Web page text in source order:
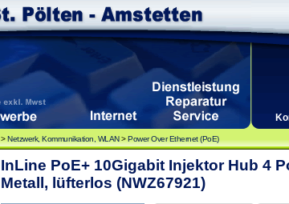
>Netzwerk, Kommunikation, WLAN>Power Over Ethernet (PoE)
InLine PoE+ 10Gigabit Injektor Hub 4
Metall, lüfterlos (NWZ67921)